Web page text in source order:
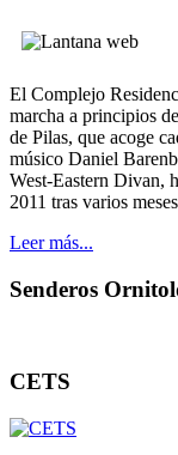
El Complejo
marcha a principios
de Pilas, que acoge
músico Daniel
West-Eastern Divan,
2011 tras varios
Leer más...
Senderos
CETS